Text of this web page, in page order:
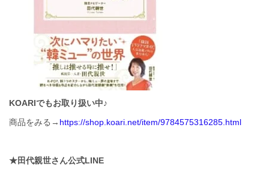
KOARIでもお取り扱い中♪
商品をみる→ https://shop.koari.net/item/9784575316285.html
★田代親世さん公式LINE